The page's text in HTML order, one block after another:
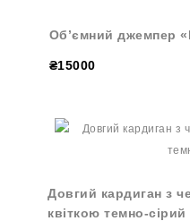
Об’ємний джемпер
₴15000
Довгий кардиган з
квіткою темно-сірий